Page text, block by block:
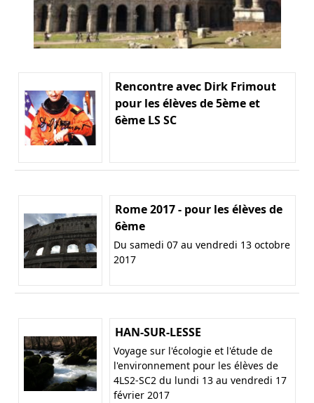
Rencontre avec Dirk Frimout
pour les élèves de 5ème et
6ème LS SC
Rome 2017 - pour les élèves de
6ème
Du samedi 07 au vendredi 13 octobre
2017
HAN-SUR-LESSE
Voyage sur l'écologie et l'étude de
l'environnement pour les élèves de
4LS2-SC2 du lundi 13 au vendredi 17
février 2017